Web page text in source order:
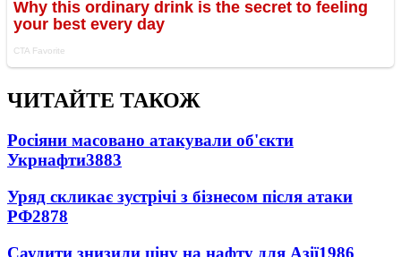
ЧИТАЙТЕ ТАКОЖ
Росіяни масовано атакували об'єкти
Укрнафти3883
Уряд скликає зустрічі з бізнесом після атаки
РФ2878
Саудити знизили ціну на нафту для Азії1986